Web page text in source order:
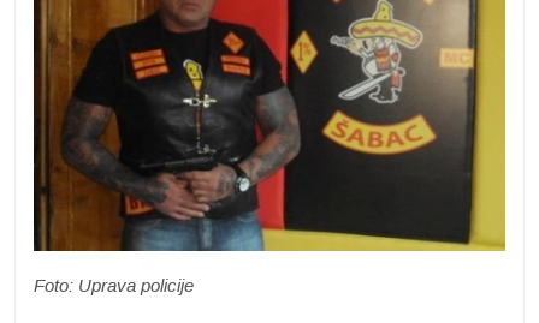
Foto: Uprava policije